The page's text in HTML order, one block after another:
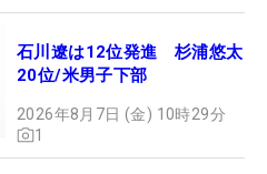
石川遼は12位発進 杉浦悠太
20位/米男子下部
2026年8月7日 (金) 10時29分
1